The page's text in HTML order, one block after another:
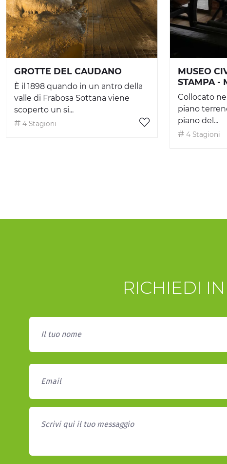
GROTTE DEL CAUDANO
È il 1898 quando in un antro della
valle di Frabosa Sottana viene
scoperto un si...
4 Stagioni
MUSEO
STAMPA -
Collocato
piano
piano del...
4 Stagioni
RICHIEDI